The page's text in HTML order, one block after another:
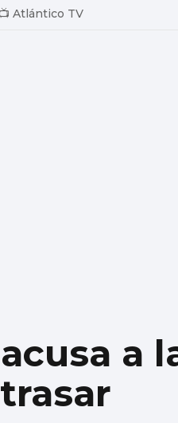
📺 Atlántico TV
a